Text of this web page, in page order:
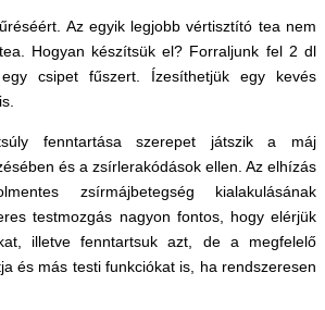
Az egyik legjobb vértisztító tea nem
Hogyan készítsük el? Forraljunk fel 2 dl
csipet fűszert. Ízesíthetjük egy kevés
fenntartása szerepet játszik a máj
és a zsírlerakódások ellen. Az elhízás
zsírmájbetegség kialakulásának
testmozgás nagyon fontos, hogy elérjük
illetve fenntartsuk azt, de a megfelelő
és más testi funkciókat is, ha rendszeresen